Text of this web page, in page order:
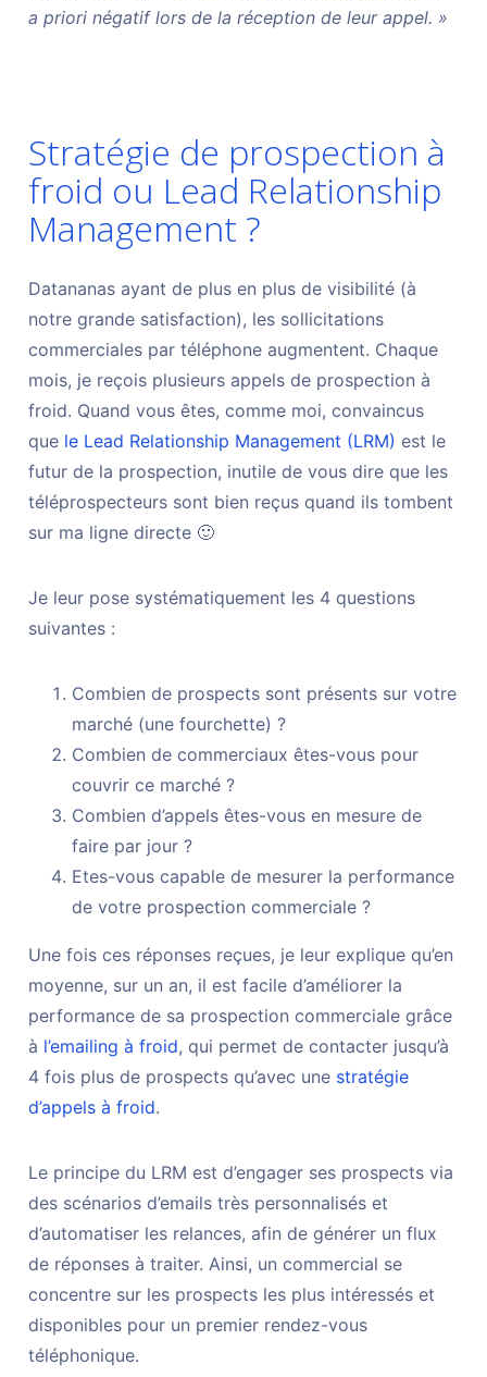
a priori négatif lors de la réception de leur appel. »
Stratégie de prospection à
froid ou Lead Relationship
Management ?
Datananas ayant de plus en plus de visibilité (à
notre grande satisfaction), les sollicitations
commerciales par téléphone augmentent. Chaque
mois, je reçois plusieurs appels de prospection à
froid. Quand vous êtes, comme moi, convaincus
que le Lead Relationship Management (LRM) est le
futur de la prospection, inutile de vous dire que les
téléprospecteurs sont bien reçus quand ils tombent
sur ma ligne directe 🙂
Je leur pose systématiquement les 4 questions
suivantes :
Combien de prospects sont présents sur votre
marché (une fourchette) ?
Combien de commerciaux êtes-vous pour
couvrir ce marché ?
Combien d’appels êtes-vous en mesure de
faire par jour ?
Etes-vous capable de mesurer la performance
de votre prospection commerciale ?
Une fois ces réponses reçues, je leur explique qu’en
moyenne, sur un an, il est facile d’améliorer la
performance de sa prospection commerciale grâce
à l’emailing à froid, qui permet de contacter jusqu’à
4 fois plus de prospects qu’avec une stratégie
d’appels à froid.
Le principe du LRM est d’engager ses prospects via
des scénarios d’emails très personnalisés et
d’automatiser les relances, afin de générer un flux
de réponses à traiter. Ainsi, un commercial se
concentre sur les prospects les plus intéressés et
disponibles pour un premier rendez-vous
téléphonique.